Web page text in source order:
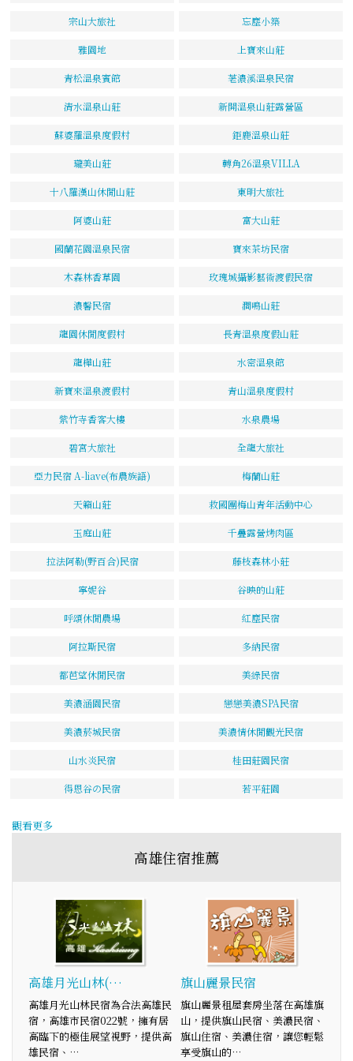
宗山大旅社 忘塵小築
雅園地 上寶來山莊
青松溫泉賓館 荖濃溪溫泉民宿
清水溫泉山莊 新開溫泉山莊露營區
蘇婆羅溫泉度假村 鉅鹿溫泉山莊
瓏美山莊 轉角26溫泉VILLA
十八羅漢山休閒山莊 東明大旅社
阿婆山莊 富大山莊
國蘭花園溫泉民宿 寶來茶坊民宿
木森林香草園 玫瑰城攝影藝術渡假民宿
濃馨民宿 澗鳴山莊
龍園休閒度假村 長青溫泉度假山莊
龍樺山莊 水密溫泉館
新寶來溫泉渡假村 青山溫泉度假村
紫竹寺香客大樓 水泉農場
碧宮大旅社 全龍大旅社
亞力民宿 A-liave(布農族語) 梅蘭山莊
天籟山莊 救國團梅山青年活動中心
玉庭山莊 千疊露營烤肉區
拉法阿勒(野百合)民宿 藤枝森林小莊
寧妮谷 谷映的山莊
呼頌休閒農場 紅塵民宿
阿拉斯民宿 多納民宿
都芭望休閒民宿 美綠民宿
美濃涵園民宿 戀戀美濃SPA民宿
美濃菸城民宿 美濃情休閒觀光民宿
山水炎民宿 桂田莊園民宿
得恩谷の民宿 若平莊園
觀看更多
高雄住宿推薦
高雄月光山林(…
高雄月光山林民宿為合法高雄民
宿，高雄市民宿022號，擁有居
高臨下的極佳展望視野，提供高
雄民宿、…
旗山麗景民宿
旗山麗景租屋套房坐落在高雄旗
山，提供旗山民宿、美濃民宿、
旗山住宿、美濃住宿，讓您輕鬆
享受旗山的…